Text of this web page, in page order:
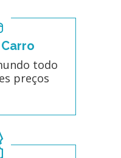
todo
preços